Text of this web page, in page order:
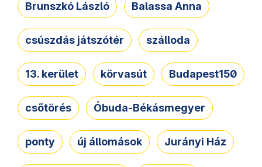
Brunszkó László Balassa Anna
csúszdás játszótér szálloda
13. kerület körvasút Budapest150
csőtörés Óbuda-Békásmegyer
ponty új állomások Jurányi Ház